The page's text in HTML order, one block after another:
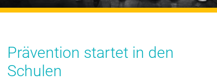
Prävention startet in den
Schulen